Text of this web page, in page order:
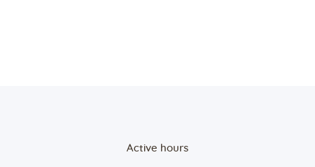
Active hours